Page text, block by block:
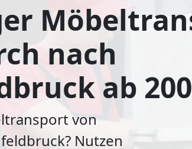
nach
ab
von
Nutzen